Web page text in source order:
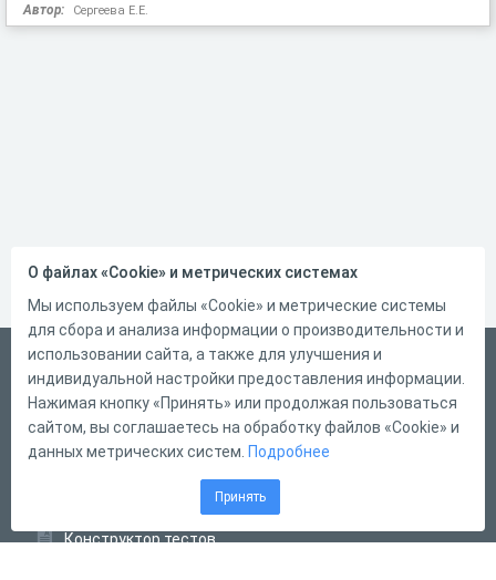
Автор: Сергеева Е.Е.
Русский
Справка
Форма обратной связи
Конструктор тестов
О файлах «Cookie» и метрических системах
Мы используем файлы «Cookie» и метрические системы
для сбора и анализа информации о производительности и
использовании сайта, а также для улучшения и
индивидуальной настройки предоставления информации.
Нажимая кнопку «Принять» или продолжая пользоваться
сайтом, вы соглашаетесь на обработку файлов «Cookie» и
данных метрических систем. Подробнее
Принять